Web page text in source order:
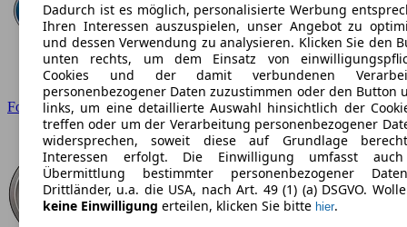
Ford
Dadurch ist es möglich, personalisierte Werbung
Ihren Interessen auszuspielen, unser Angebot zu
und dessen Verwendung zu analysieren. Klicken Sie den
unten rechts, um dem Einsatz von
Cookies und der damit verbundenen
personenbezogener Daten zuzustimmen oder den Button
links, um eine detaillierte Auswahl hinsichtlich der
treffen oder um der Verarbeitung personenbezogener
widersprechen, soweit diese auf Grundlage
Interessen erfolgt. Die Einwilligung umfasst
Übermittlung bestimmter personenbezogener
Drittländer, u.a. die USA, nach Art. 49 (1) (a) DSGVO.
keine Einwilligung erteilen, klicken Sie bitte hier.